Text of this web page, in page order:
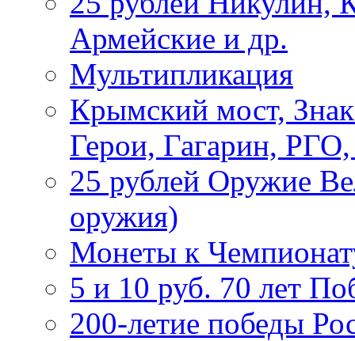
Армейские и др.
Мультипликация
Крымский мост,
Герои, Гагарин,
25 рублей Оружие
оружия)
Монеты к
5 и 10 руб. 70 лет
200-летие победы